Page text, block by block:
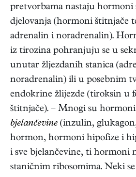
pretvorbama nastaju hormoni
djelovanja (hormoni štitnjače
adrenalin i noradrenalin).
iz tirozina pohranjuju se u
unutar žljezdanih stanica
noradrenalin) ili u posebnim
endokrine žlijezde (tiroksin u
štitnjače). – Mnogi su
bjelančevine (inzulin,
hormon, hormoni hipofize i
i sve bjelančevine, ti hormoni
staničnim ribosomima. Neki